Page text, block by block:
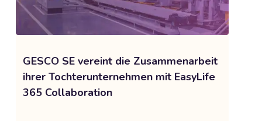
GESCO SE vereint die Zusammenarbeit
ihrer Tochterunternehmen mit EasyLife
365 Collaboration